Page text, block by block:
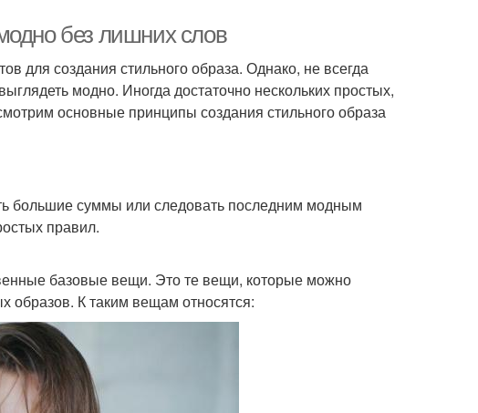
без лишних слов
для создания стильного образа. Однако, не всегда
модно. Иногда достаточно нескольких простых,
основные принципы создания стильного образа
большие суммы или следовать последним модным
правил.
базовые вещи. Это те вещи, которые можно
образов. К таким вещам относятся: